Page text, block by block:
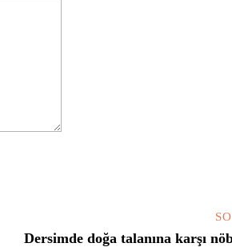
Dersimde doğa talanına karşı